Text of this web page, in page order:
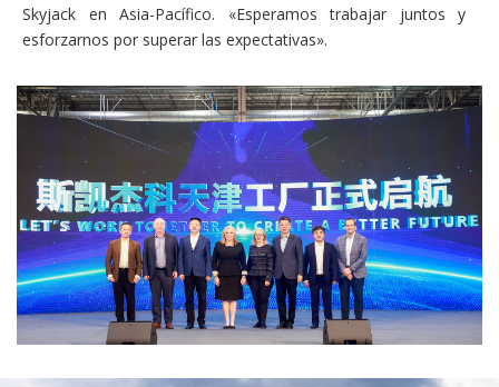
Skyjack en Asia-Pacífico. «Esperamos trabajar juntos y
esforzarnos por superar las expectativas».